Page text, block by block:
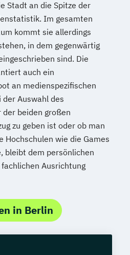
Stadt an die Spitze der
Im gesamten
kommt sie allerdings
in dem gegenwärtig
sind. Die
auch ein
an medienspezifischen
der Auswahl des
beiden großen
zu geben ist oder ob man
Hochschulen wie die Games
bleibt dem persönlichen
Ausrichtung
in Berlin